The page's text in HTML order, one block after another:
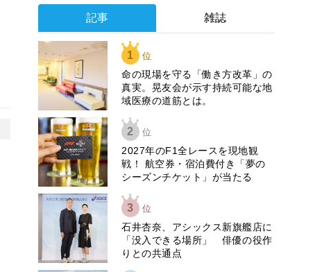
記事 雑誌
1 位
​命の現場を守る「働き方改革」の
真実。晃友会が示す持続可能な地
域医療の道筋とは。
2 位
2027年のF1全レースを現地観
戦！ 航空券・宿泊費付き「夢の
シーズンチケット」が当たる
3 位
石井杏奈、アシックス新旗艦店に
「没入できる場所」 俳優の役作
りとの共通点